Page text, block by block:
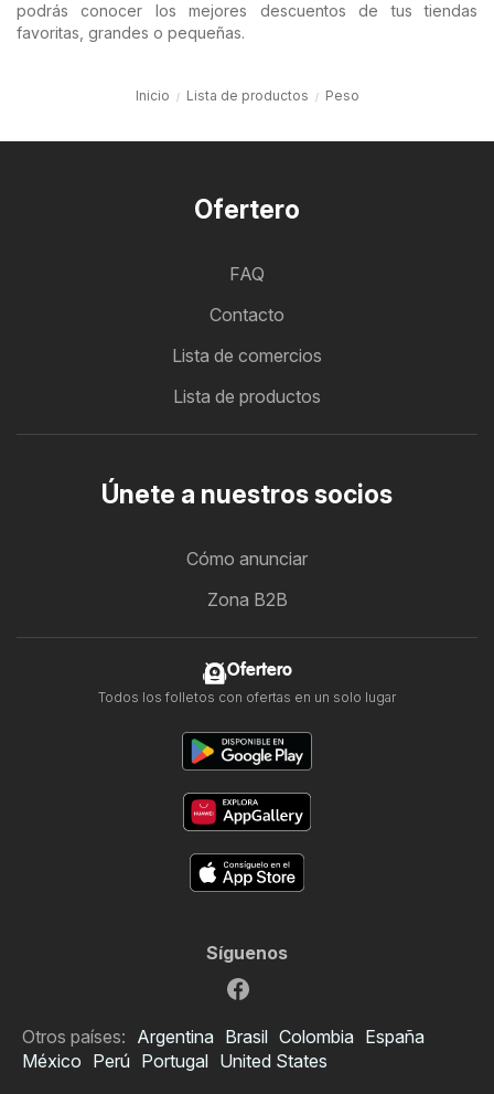
podrás conocer los mejores descuentos de tus tiendas
favoritas, grandes o pequeñas.
Inicio Lista de productos Peso
Ofertero
FAQ
Contacto
Lista de comercios
Lista de productos
Únete a nuestros socios
Cómo anunciar
Zona B2B
Ofertero
Todos los folletos con ofertas en un solo lugar
Síguenos
Otros países: Argentina Brasil Colombia España
México Perú Portugal United States